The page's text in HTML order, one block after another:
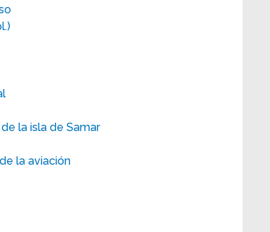
la isla de Samar
la aviación